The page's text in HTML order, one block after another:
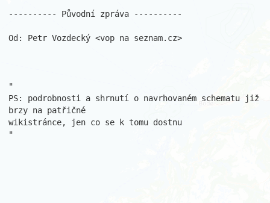
---------- Původní zpráva ----------
Od: Petr Vozdecký <vop na seznam.cz>
"
PS: podrobnosti a shrnutí o navrhovaném schematu již
brzy na patřičné
wikistránce, jen co se k tomu dostnu
"